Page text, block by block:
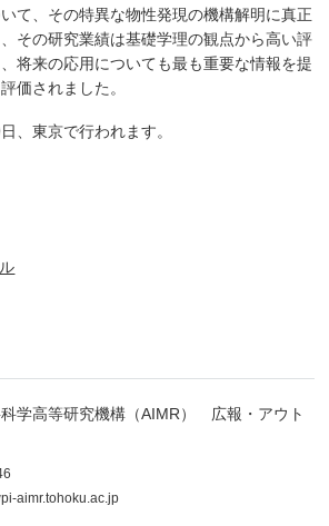
て、その特異な物性発現の機構解明に真正
その研究業績は基礎学理の観点から高い評
将来の応用についても最も重要な情報を提
価されました。
、東京で行われます。
学高等研究機構（AIMR） 広報・アウト
aimr.tohoku.ac.jp